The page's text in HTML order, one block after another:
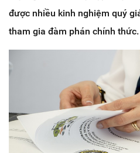
được nhiều kinh nghiệm quý
tham gia đàm phán chính thức.